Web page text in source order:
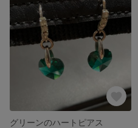
グリーンのハートピアス